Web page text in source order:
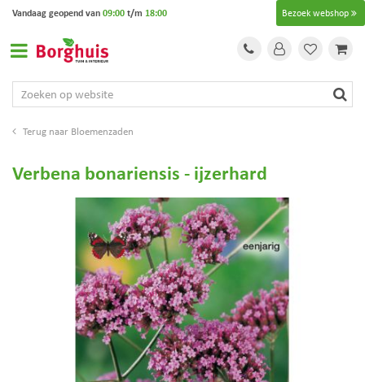
Bloemenzaden
Bezoek webshop
Vandaag geopend van09:00t/m 18:00
Verbena bonariensis - ijzerhard